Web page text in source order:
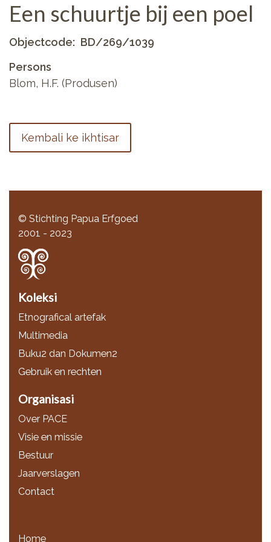
Een schuurtje bij een poel
Objectcode
BD/269/1039
Persons
Blom, H.F. (Produsen)
Kembali ke ikhtisar
© Stichting Papua Erfgoed
2001 - 2023
Koleksi
Etnografical artefak
Multimedia
Buku2 dan Dokumen2
Gebruik en rechten
Organisasi
Over PACE
Visie en missie
Bestuur
Jaarverslagen
Contact
Home